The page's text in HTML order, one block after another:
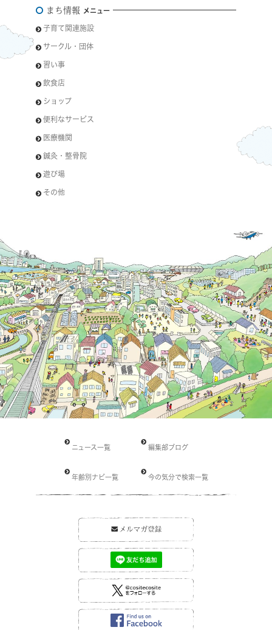
まち情報 メニュー
子育て関連施設
サークル・団体
習い事
飲食店
ショップ
便利なサービス
医療機関
鍼灸・整骨院
遊び場
その他
ニュース一覧 編集部ブログ
年齢別ナビ一覧 今の気分で検索一覧